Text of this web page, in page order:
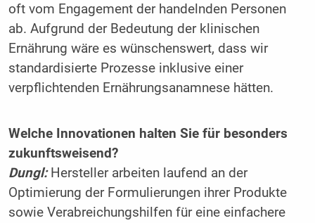
oft vom Engagement der handelnden Personen
ab. Aufgrund der Bedeutung der klinischen
Ernährung wäre es wünschenswert, dass wir
standardisierte Prozesse inklusive einer
verpflichtenden Ernährungsanamnese hätten.
Welche Innovationen halten Sie für besonders
zukunftsweisend?
Dungl:Hersteller arbeiten laufend an der
Optimierung der Formulierungen ihrer Produkte
sowie Verabreichungshilfen für eine einfachere